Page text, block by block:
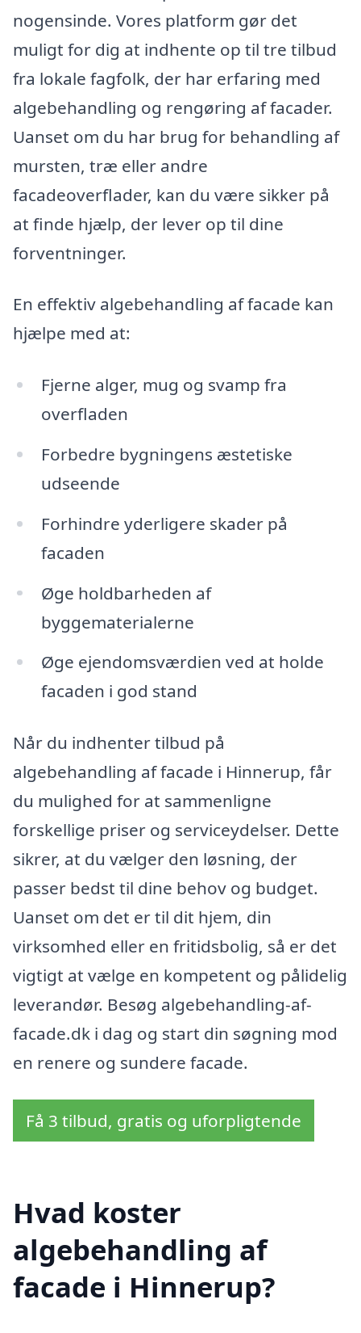
nogensinde. Vores platform gør det
muligt for dig at indhente op til tre tilbud
fra lokale fagfolk, der har erfaring med
algebehandling og rengøring af facader.
Uanset om du har brug for behandling af
mursten, træ eller andre
facadeoverflader, kan du være sikker på
at finde hjælp, der lever op til dine
forventninger.
En effektiv algebehandling af facade kan
hjælpe med at:
Fjerne alger, mug og svamp fra
overfladen
Forbedre bygningens æstetiske
udseende
Forhindre yderligere skader på
facaden
Øge holdbarheden af
byggematerialerne
Øge ejendomsværdien ved at holde
facaden i god stand
Når du indhenter tilbud på
algebehandling af facade i Hinnerup, får
du mulighed for at sammenligne
forskellige priser og serviceydelser. Dette
sikrer, at du vælger den løsning, der
passer bedst til dine behov og budget.
Uanset om det er til dit hjem, din
virksomhed eller en fritidsbolig, så er det
vigtigt at vælge en kompetent og pålidelig
leverandør. Besøg algebehandling-af-
facade.dk i dag og start din søgning mod
en renere og sundere facade.
Få 3 tilbud, gratis og uforpligtende
Hvad koster
algebehandling af
facade i Hinnerup?